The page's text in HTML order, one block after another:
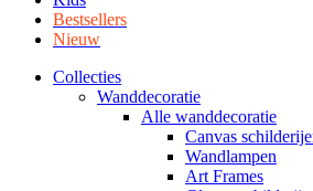
Bestsellers
Nieuw
Collecties
Wanddecoratie
Alle wanddecoratie
Canvas
Wandlampen
Art Frames